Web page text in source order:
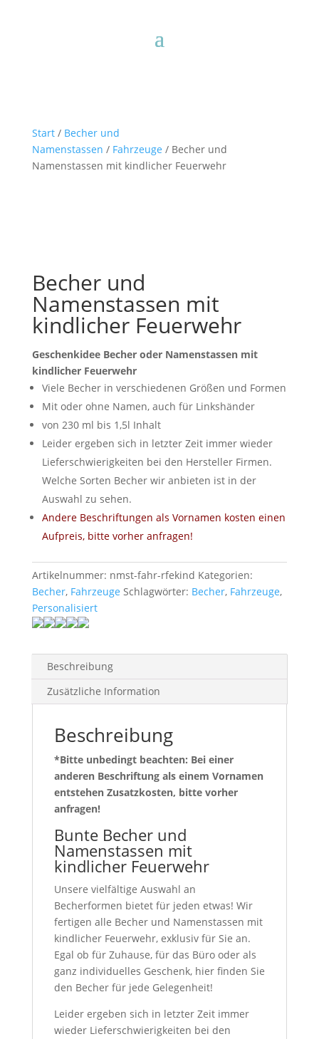
Start/ Becher und
Namenstassen / Fahrzeuge / Becher und
Namenstassen mit kindlicher Feuerwehr
Becher und
Namenstassen mit
kindlicher Feuerwehr
Geschenkidee Becher oder Namenstassen mit
kindlicher Feuerwehr
Viele Becher in verschiedenen Größen und Formen
Mit oder ohne Namen, auch für Linkshänder
von 230 ml bis 1,5l Inhalt
Leider ergeben sich in letzter Zeit immer wieder
Lieferschwierigkeiten bei den Hersteller Firmen.
Welche Sorten Becher wir anbieten ist in der
Auswahl zu sehen.
Andere Beschriftungen als Vornamen kosten einen
Aufpreis, bitte vorher anfragen!
Artikelnummer: nmst-fahr-rfekind Kategorien:
Becher, Fahrzeuge Schlagwörter: Becher, Fahrzeuge,
Personalisiert
Beschreibung
Zusätzliche Information
Beschreibung
*Bitte unbedingt beachten: Bei einer
anderen Beschriftung als einem Vornamen
entstehen Zusatzkosten, bitte vorher
anfragen!
Bunte Becher und
Namenstassen mit
kindlicher Feuerwehr
Unsere vielfältige Auswahl an
Becherformen bietet für jeden etwas! Wir
fertigen alle Becher und Namenstassen mit
kindlicher Feuerwehr, exklusiv für Sie an.
Egal ob für Zuhause, für das Büro oder als
ganz individuelles Geschenk, hier finden Sie
den Becher für jede Gelegenheit!
Leider ergeben sich in letzter Zeit immer
wieder Lieferschwierigkeiten bei den